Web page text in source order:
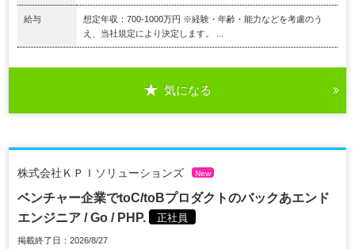
給与
想定年収：700-1000万円 ※経験・年齢・能力などを考慮のう
え、当社規定により決定します。 ...
気になる
株式会社ＫＰＩソリューションズ New
ベンチャー企業でtoC/toBプロダクトのバックあエンド
エンジニア / Go / PHP.
正社員
掲載終了日：2026/8/27